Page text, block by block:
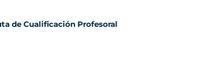
de Cualificación Profesoral